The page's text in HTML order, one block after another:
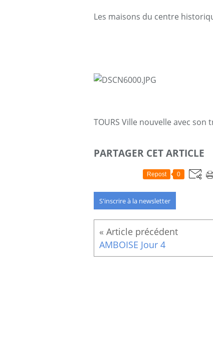
Les maisons du centre
TOURS Ville nouvelle avec
PARTAGER CET ARTICLE
Repost 0
S'inscrire à la newsletter
AMBOISE Jour 4